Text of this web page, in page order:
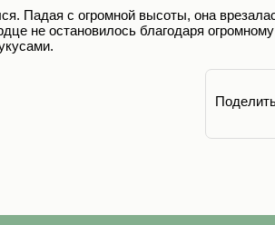
Падая с огромной высоты, она
не остановилось благодаря